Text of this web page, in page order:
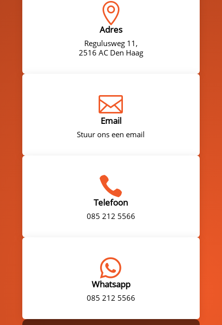

Adres
Regulusweg 11,
2516 AC Den Haag

Email
Stuur ons een email

Telefoon
085 212 5566

Whatsapp
085 212 5566